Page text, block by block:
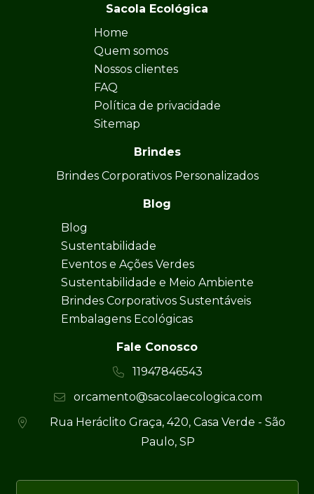
Sacola Ecológica
Home
Quem somos
Nossos clientes
FAQ
Política de privacidade
Sitemap
Brindes
Brindes Corporativos Personalizados
Blog
Blog
Sustentabilidade
Eventos e Ações Verdes
Sustentabilidade e Meio Ambiente
Brindes Corporativos Sustentáveis
Embalagens Ecológicas
Fale Conosco
11947846543
orcamento@sacolaecologica.com
Rua Heráclito Graça, 420, Casa Verde - São
Paulo, SP